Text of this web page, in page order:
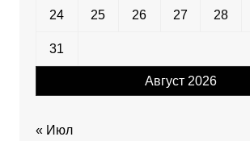
Август 2026
24 25 26 27 28
31
« Июл